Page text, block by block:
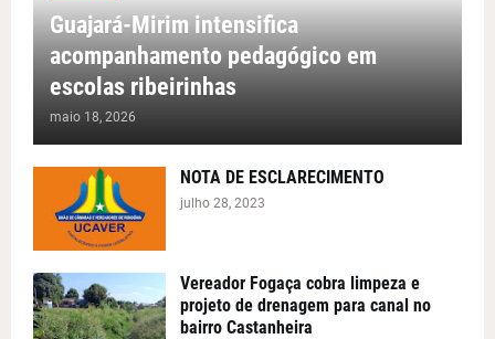
Guajará-Mirim intensifica
acompanhamento pedagógico em
escolas ribeirinhas
maio 18, 2026
NOTA DE ESCLARECIMENTO
julho 28, 2023
Vereador Fogaça cobra limpeza e
projeto de drenagem para canal no
bairro Castanheira